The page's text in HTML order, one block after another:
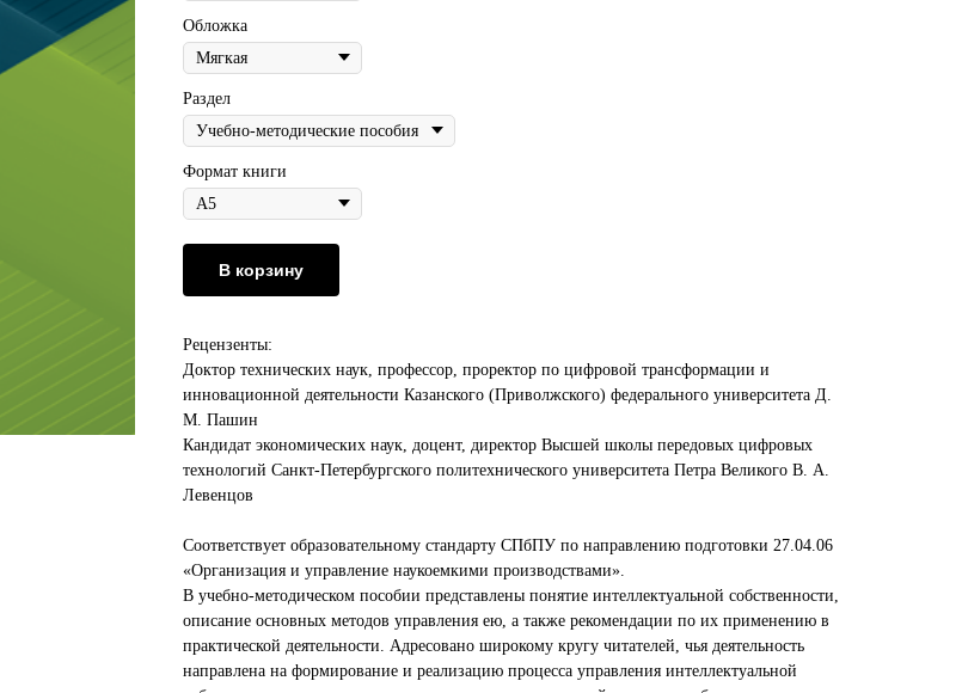
Обложка
Раздел
Формат книги
В корзину
Рецензенты:
Доктор технических наук, профессор, проректор по цифровой трансформации и
инновационной деятельности Казанского (Приволжского) федерального университета Д.
М. Пашин
Кандидат экономических наук, доцент, директор Высшей школы передовых цифровых
технологий Санкт-Петербургского политехнического университета Петра Великого В. А.
Левенцов
Соответствует образовательному стандарту СПбПУ по направлению подготовки 27.04.06
«Организация и управление наукоемкими производствами».
В учебно-методическом пособии представлены понятие интеллектуальной собственности,
описание основных методов управления ею, а также рекомендации по их применению в
практической деятельности. Адресовано широкому кругу читателей, чья деятельность
направлена на формирование и реализацию процесса управления интеллектуальной